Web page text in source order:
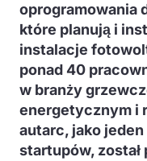
oprogramowania
które planują i
instalacje
ponad 40
w branży
energetycznym i
autarc, jako
startupów,